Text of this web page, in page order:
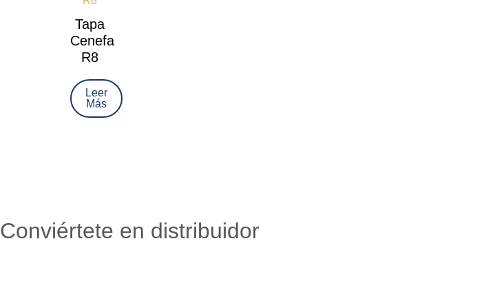
Tapa
Cenefa
R8
Leer
Más
Conviértete en distribuidor